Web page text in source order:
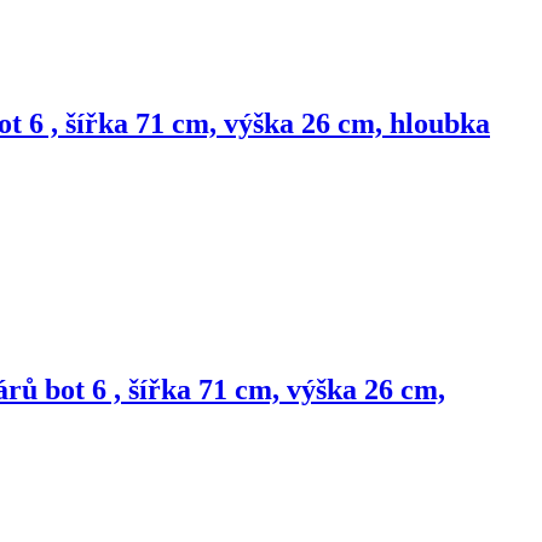
6 , šířka 71 cm, výška 26 cm, hloubka
bot 6 , šířka 71 cm, výška 26 cm,